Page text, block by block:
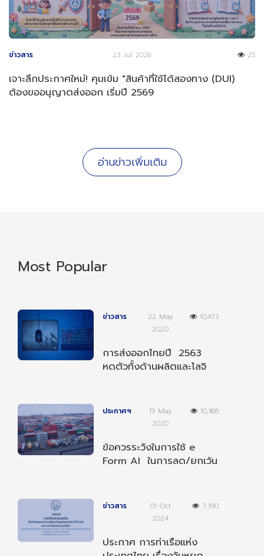
ข่าวสาร 23 Jul 2026 25
เจาะลึกประกาศใหม่! คุมเข้ม "สินค้าที่ใช้ได้สองทาง (DUI)
ต้องขออนุญาตส่งออก เริ่มปี 2569
อ่านข่าวเพิ่มเติม
Most Popular
ข่าวสาร
22 May
2020
10,473
การส่งออกไทยปี 2563
หดตัวทั้งด้านผลิตและโลจิ
ประกาศฯ
19 May
2020
10,368
ข้อควรระวังในการใช้ e
Form AI ในการลด/ยกเว้น
ข่าวสาร
01 Oct
2024
7,390
ประกาศ การท่าเรือแห่ง